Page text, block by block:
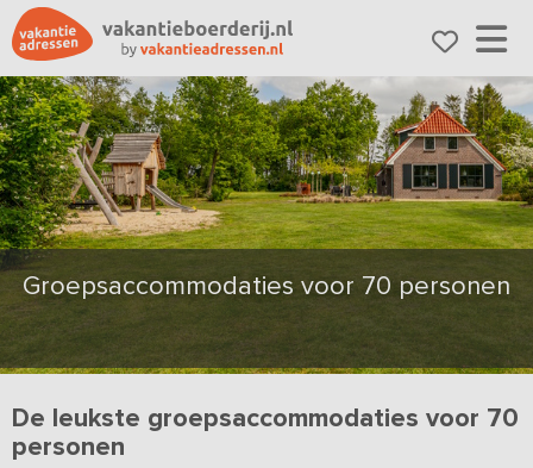
Groepsaccommodaties voor 70 personen
De leukste groepsaccommodaties voor 70
personen